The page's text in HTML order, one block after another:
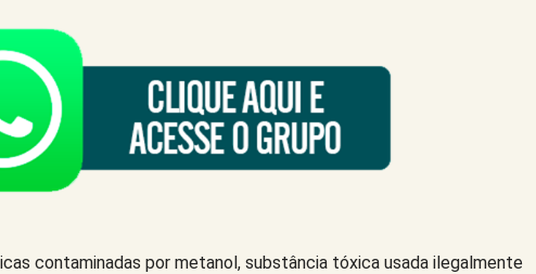
contaminadas por metanol, substância tóxica usada ilegalmente